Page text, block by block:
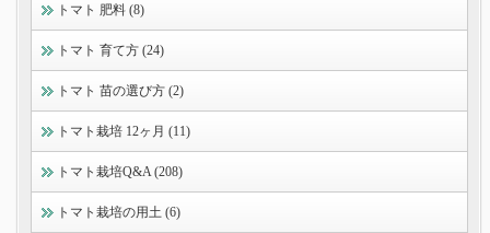
トマト 肥料 (8)
トマト 育て方 (24)
トマト 苗の選び方 (2)
トマト栽培 12ヶ月 (11)
トマト栽培Q&A (208)
トマト栽培の用土 (6)